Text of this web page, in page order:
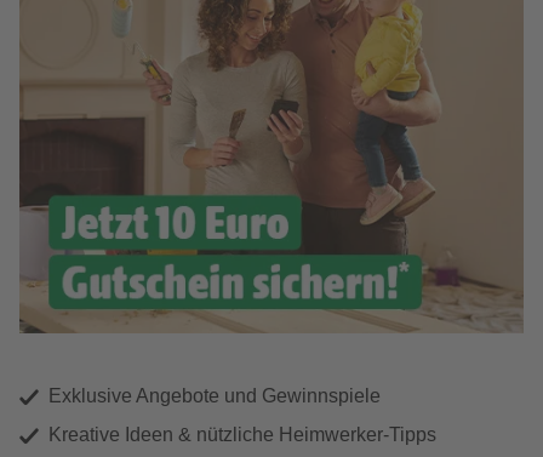
Exklusive Angebote und Gewinnspiele
Kreative Ideen & nützliche Heimwerker-Tipps